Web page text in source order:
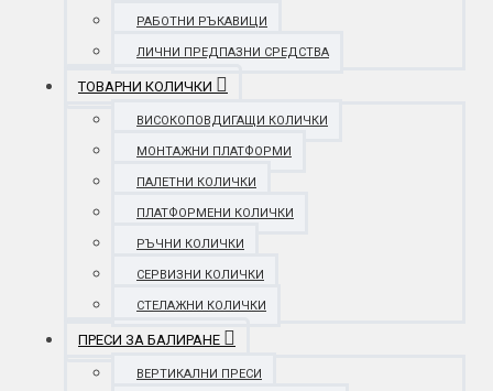
РАБОТНИ РЪКАВИЦИ
ЛИЧНИ ПРЕДПАЗНИ СРЕДСТВА
ТОВАРНИ КОЛИЧКИ
ВИСОКОПОВДИГАЩИ КОЛИЧКИ
МОНТАЖНИ ПЛАТФОРМИ
ПАЛЕТНИ КОЛИЧКИ
ПЛАТФОРМЕНИ КОЛИЧКИ
РЪЧНИ КОЛИЧКИ
СЕРВИЗНИ КОЛИЧКИ
СТЕЛАЖНИ КОЛИЧКИ
ПРЕСИ ЗА БАЛИРАНЕ
ВЕРТИКАЛНИ ПРЕСИ